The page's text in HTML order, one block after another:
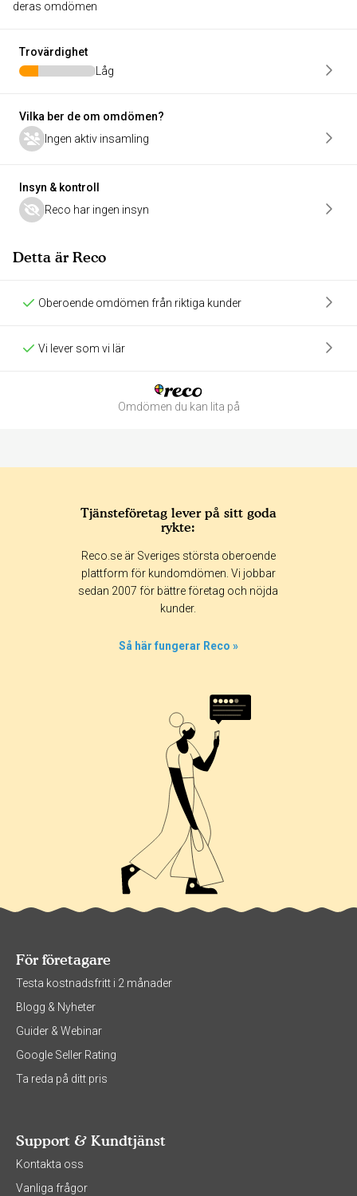
deras omdömen
Trovärdighet
Låg
Vilka ber de om omdömen?
Ingen aktiv insamling
Insyn & kontroll
Reco har ingen insyn
Detta är Reco
Oberoende omdömen från riktiga kunder
Vi lever som vi lär
Omdömen du kan lita på
365 dagar 90 dagar
30 dagar
Tjänsteföretag lever på sitt goda
rykte:
Reco.se är Sveriges största oberoende
plattform för kundomdömen. Vi jobbar
sedan 2007 för bättre företag och nöjda
kunder.
Så här fungerar Reco »
För företagare
Testa kostnadsfritt i 2 månader
Blogg & Nyheter
Guider & Webinar
Google Seller Rating
Ta reda på ditt pris
Support & Kundtjänst
Kontakta oss
Vanliga frågor